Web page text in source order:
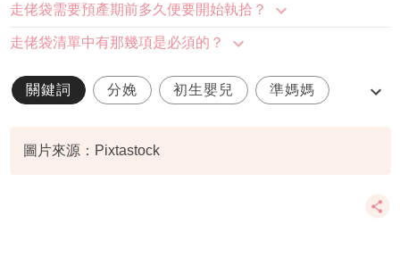
走佬袋需要預產期前多久便要開始執拾？
走佬袋清單中有那幾項是必須的？
關鍵詞 分娩 初生嬰兒 準媽媽
圖片來源：Pixtastock